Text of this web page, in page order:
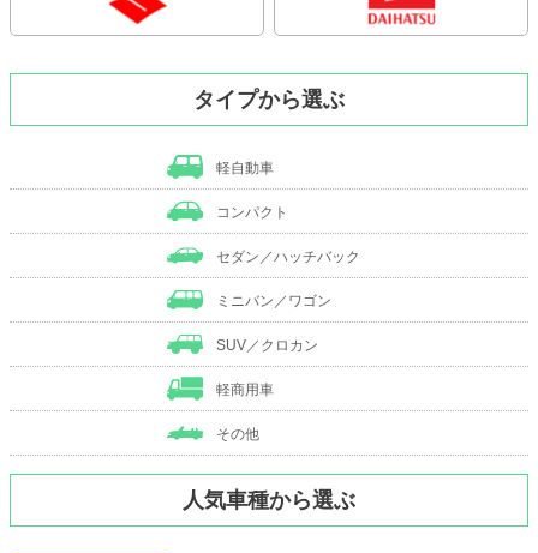
タイプから選ぶ
軽自動車
コンパクト
セダン／ハッチバック
ミニバン／ワゴン
SUV／クロカン
軽商用車
その他
人気車種から選ぶ